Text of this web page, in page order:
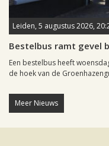
Leiden, 5 augustus 2026,
Bestelbus ramt gevel
Een bestelbus heeft
de hoek van de
Meer Nieuws